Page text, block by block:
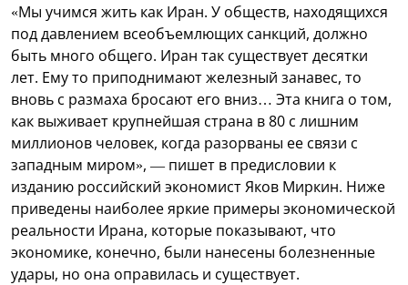
«Мы учимся жить как Иран. У обществ, находящихся
под давлением всеобъемлющих санкций, должно
быть много общего. Иран так существует десятки
лет. Ему то приподнимают железный занавес, то
вновь с размаха бросают его вниз… Эта книга о том,
как выживает крупнейшая страна в 80 с лишним
миллионов человек, когда разорваны ее связи с
западным миром», — пишет в предисловии к
изданию российский экономист Яков Миркин. Ниже
приведены наиболее яркие примеры экономической
реальности Ирана, которые показывают, что
экономике, конечно, были нанесены болезненные
удары, но она оправилась и существует.